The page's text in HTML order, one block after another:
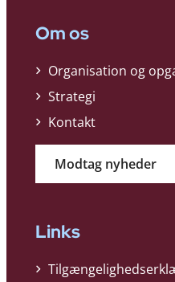
Om os
Organisation og
Strategi
Kontakt
Modtag nyheder
Links